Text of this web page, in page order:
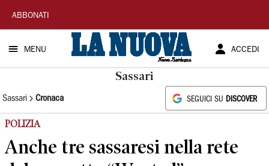
La
Nuova
Sardegna
ABBONATI
MENU ACCEDI
Sassari
Sassari Cronaca SEGUICI SU DISCOVER
POLIZIA
Anche tre sassaresi nella rete